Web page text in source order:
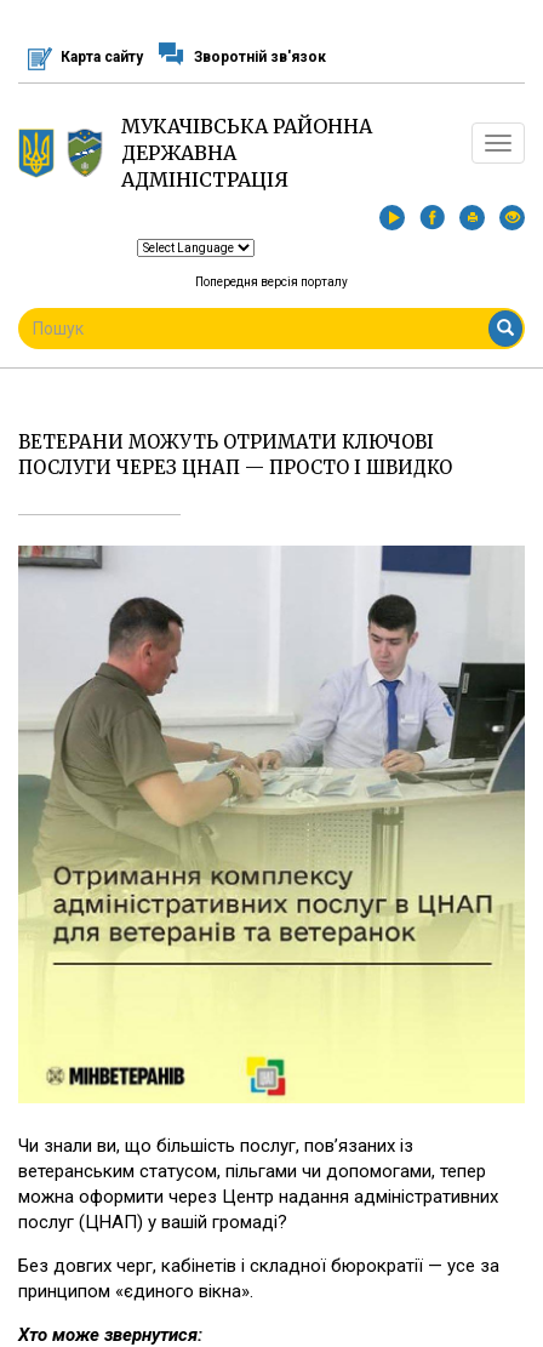
основного
матеріалу
Карта сайту Зворотній зв'язок
МУКАЧІВСЬКА РАЙОННА
ДЕРЖАВНА
АДМІНІСТРАЦІЯ
Toggle
Попередня версія порталу
ПОШУКОВА
ФОРМА
Пошук
ВЕТЕРАНИ МОЖУТЬ ОТРИМАТИ КЛЮЧОВІ
ПОСЛУГИ ЧЕРЕЗ ЦНАП — ПРОСТО І ШВИДКО
Чи знали ви, що більшість послуг, пов’язаних із
ветеранським статусом, пільгами чи допомогами, тепер
можна оформити через Центр надання адміністративних
послуг (ЦНАП) у вашій громаді?
Без довгих черг, кабінетів і складної бюрократії — усе за
принципом «єдиного вікна».
Хто може звернутися: